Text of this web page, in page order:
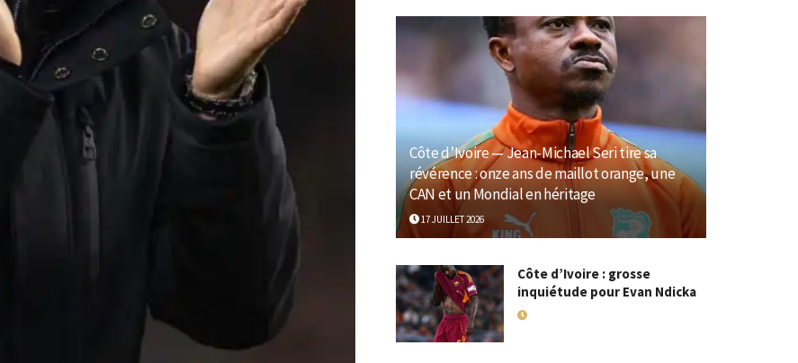
Côte d’Ivoire — Jean-Michael Seri tire sa
révérence : onze ans de maillot orange, une
CAN et un Mondial en héritage
17 JUILLET 2026
Côte d’Ivoire : grosse
inquiétude pour Evan Ndicka